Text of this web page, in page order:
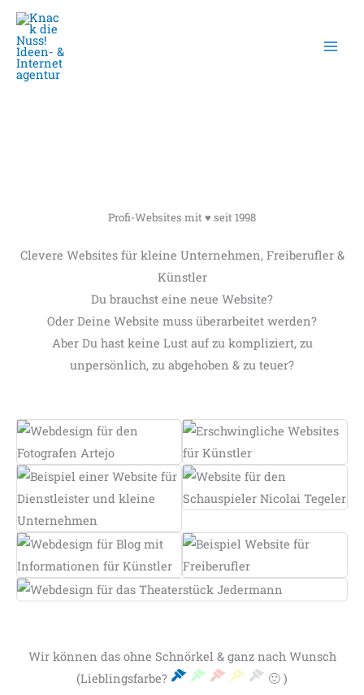
Zum
Inhalt
springen
Profi-Websites mit ♥ seit 1998
Clevere Websites für kleine Unternehmen, Freiberufler &
Künstler
Du brauchst eine neue Website?
Oder Deine Website muss überarbeitet werden?
Aber Du hast keine Lust auf zu kompliziert, zu
unpersönlich, zu abgehoben & zu teuer?
Wir können das ohne Schnörkel & ganz nach Wunsch
(Lieblingsfarbe?
🙂 )